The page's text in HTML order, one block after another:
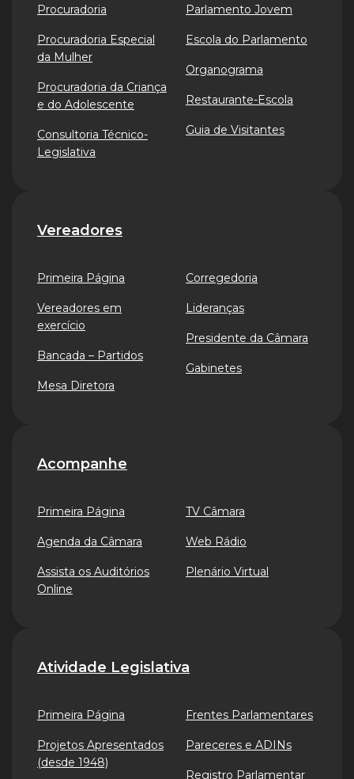
Procuradoria
Procuradoria Especial
da Mulher
Procuradoria da Criança
e do Adolescente
Consultoria Técnico-
Legislativa
Parlamento Jovem
Escola do Parlamento
Organograma
Restaurante-Escola
Guia de Visitantes
Vereadores
Primeira Página
Vereadores em
exercício
Bancada – Partidos
Mesa Diretora
Corregedoria
Lideranças
Presidente da Câmara
Gabinetes
Acompanhe
Primeira Página
Agenda da Câmara
Assista os Auditórios
Online
TV Câmara
Web Rádio
Plenário Virtual
Atividade Legislativa
Primeira Página
Projetos Apresentados
(desde 1948)
Frentes Parlamentares
Pareceres e ADINs
Registro Parlamentar